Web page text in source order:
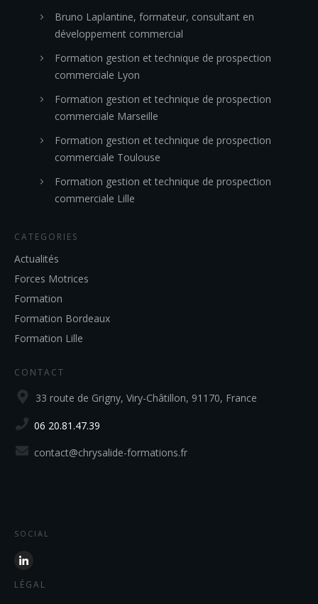
Bruno Laplantine, formateur, consultant en
développement commercial
Formation gestion et technique de prospection
commerciale Lyon
Formation gestion et technique de prospection
commerciale Marseille
Formation gestion et technique de prospection
commerciale Toulouse
Formation gestion et technique de prospection
commerciale Lille
CATEGORIES
Actualités
Forces Motrices
Formation
Formation Bordeaux
Formation Lille
CONTACT
33 route de Grigny, Viry-Châtillon, 91170, France
06 20.81.47.39
contact@chrysalide-formations.fr
SOCIAL
LÉGAL